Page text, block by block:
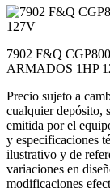
7902 F&Q
ARMADOS 1HP
Precio sujeto a
cualquier depósito,
emitida por el
y especificaciones
ilustrativo y de
variaciones en
modificaciones